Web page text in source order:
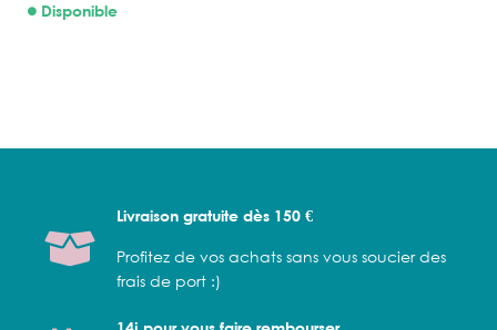
Disponible
Livraison gratuite dès 150 €
Profitez de vos achats sans vous soucier des
frais de port :)